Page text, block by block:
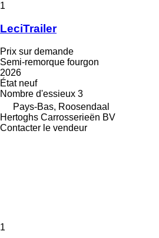
1
LeciTrailer
Prix sur demande
Semi-remorque fourgon
2026
Étatneuf
Nombre d'essieux 3
Pays-Bas, Roosendaal
Hertoghs Carrosserieën BV
Contacter le vendeur
1